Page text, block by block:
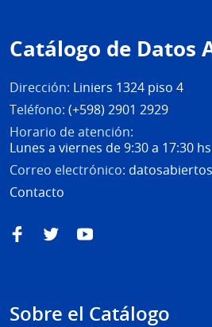
de
página
Catálogo de Datos
Dirección: Liniers 1324 piso 4
Teléfono: (+598) 2901 2929
Horario de atención:
Lunes a viernes de 9:30 a 17:30
Correo electrónico:
Contacto
FacebookTwitterYouTube
Sobre el Catálogo